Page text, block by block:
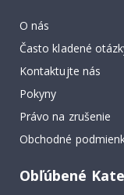
O nás
Často kladené
Kontaktujte nás
Pokyny
Právo na zrušenie
Obchodné
Obľúbené